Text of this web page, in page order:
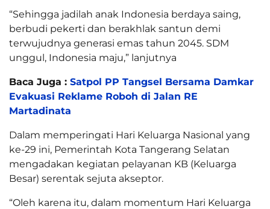
“Sehingga jadilah anak Indonesia berdaya saing,
berbudi pekerti dan berakhlak santun demi
terwujudnya generasi emas tahun 2045. SDM
unggul, Indonesia maju,” lanjutnya
Baca Juga : Satpol PP Tangsel Bersama Damkar
Evakuasi Reklame Roboh di Jalan RE
Martadinata
Dalam memperingati Hari Keluarga Nasional yang
ke-29 ini, Pemerintah Kota Tangerang Selatan
mengadakan kegiatan pelayanan KB (Keluarga
Besar) serentak sejuta akseptor.
“Oleh karena itu, dalam momentum Hari Keluarga